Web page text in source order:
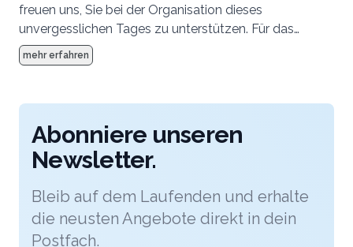
freuen uns, Sie bei der Organisation dieses
unvergesslichen Tages zu unterstützen. Für das
grosse Fest suchen Sie einen Ort, der für jeden Ihrer
Gäste auch ein Erlebnis ist. Dann ist der Chäserrugg
Weitsicht in die Alpenkette steht Ihnen das einmalige
Gipfelgebäude der Architekten Herzog & de Meuron
zur Verfügung.
mehr erfahren
Abonniere unseren
Newsletter.
Bleib auf dem Laufenden und erhalte
die neusten Angebote direkt in dein
Postfach.